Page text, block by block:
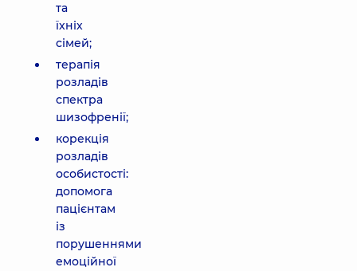
та
їхніх
сімей;
терапія
розладів
спектра
шизофренії;
корекція
розладів
особистості:
допомога
пацієнтам
із
порушеннями
емоційної